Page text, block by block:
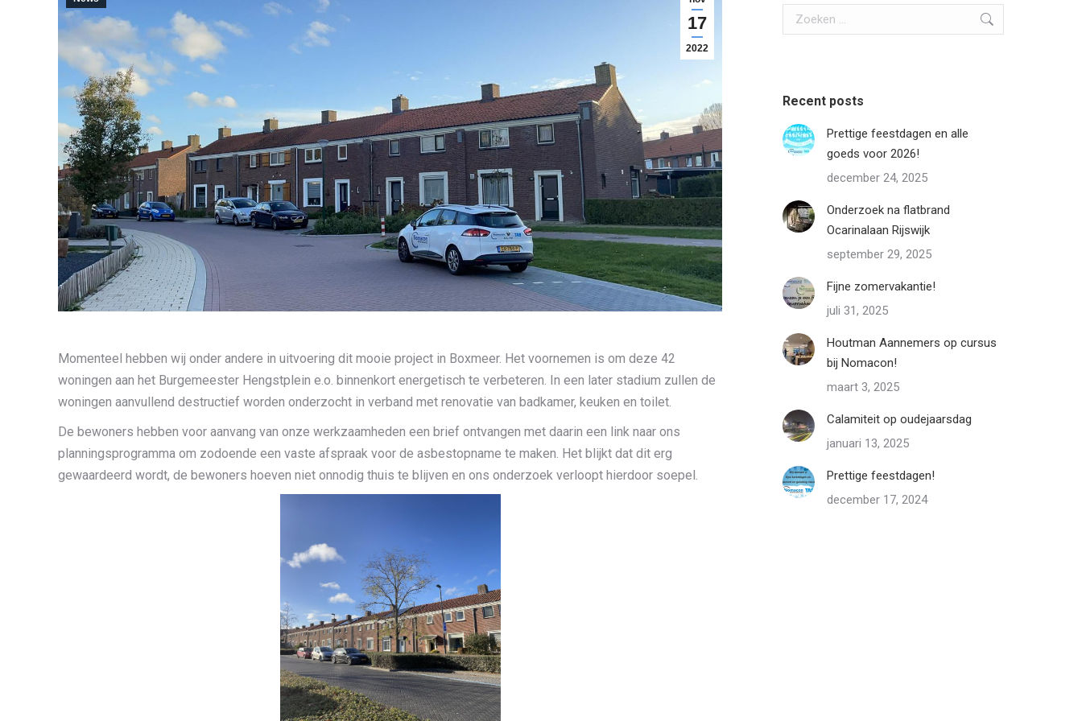
17
2022
Momenteel hebben wij onder andere in uitvoering dit mooie project in Boxmeer. Het voornemen is om deze 42
woningen aan het Burgemeester Hengstplein e.o. binnenkort energetisch te verbeteren. In een later stadium zullen de
woningen aanvullend destructief worden onderzocht in verband met renovatie van badkamer, keuken en toilet.
De bewoners hebben voor aanvang van onze werkzaamheden een brief ontvangen met daarin een link naar ons
planningsprogramma om zodoende een vaste afspraak voor de asbestopname te maken. Het blijkt dat dit erg
gewaardeerd wordt, de bewoners hoeven niet onnodig thuis te blijven en ons onderzoek verloopt hierdoor soepel.
Search:
Recent posts
Prettige feestdagen en alle
goeds voor 2026!
december 24, 2025
Onderzoek na flatbrand
Ocarinalaan Rijswijk
september 29, 2025
Fijne zomervakantie!
juli 31, 2025
Houtman Aannemers op cursus
bij Nomacon!
maart 3, 2025
Calamiteit op oudejaarsdag
januari 13, 2025
Prettige feestdagen!
december 17, 2024